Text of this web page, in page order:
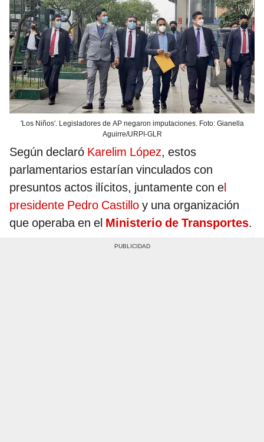
′Los Niños′. Legisladores de AP negaron imputaciones. Foto: Gianella
Aguirre/URPI-GLR
Según declaró Karelim López, estos
parlamentarios estarían vinculados con
presuntos actos ilícitos, juntamente con el
presidente Pedro Castillo y una organización
que operaba en el Ministerio de Transportes.